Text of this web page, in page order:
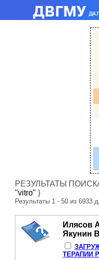
РЕЗУЛЬТАТЫ
"vitro" }
Результаты 1 - 50 из 6933
Илясов
Якунин
ТЕРАПИИ